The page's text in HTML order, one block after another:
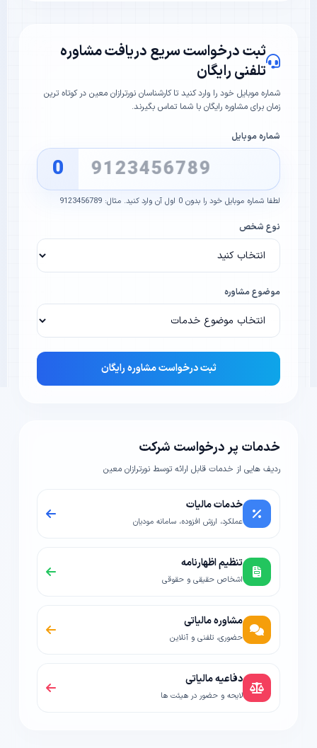
ثبت درخواست سریع دریافت مشاوره
تلفنی رایگان
شماره موبایل خود را وارد کنید تا کارشناسان نورترازان معین در کوتاه ترین
زمان برای مشاوره رایگان با شما تماس بگیرند.
شماره موبایل
0
لطفا شماره موبایل خود را بدون 0 اول آن وارد کنید. مثال: 9123456789
نوع شخص
موضوع مشاوره
ثبت درخواست مشاوره رایگان
خدمات پر درخواست شرکت
ردیف هایی از خدمات قابل ارائه توسط نورترازان معین
خدمات مالیات
عملکرد، ارزش افزوده، سامانه مودیان
تنظیم اظهارنامه
اشخاص حقیقی و حقوقی
مشاوره مالیاتی
حضوری، تلفنی و آنلاین
دفاعیه مالیاتی
لایحه و حضور در هیئت ها